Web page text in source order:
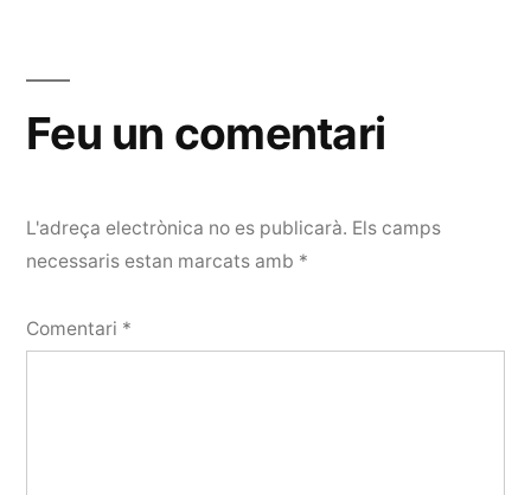
Feu un comentari
L'adreça electrònica no es publicarà. Els camps
necessaris estan marcats amb *
Comentari *